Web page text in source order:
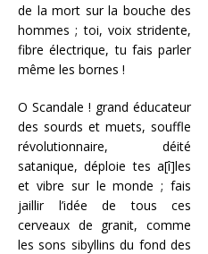
de la mort sur la bouche des
hommes ; toi, voix stridente,
fibre électrique, tu fais parler
même les bornes !
O Scandale ! grand éducateur
des sourds et muets, souffle
révolutionnaire, déité
satanique, déploie tes a[î]les
et vibre sur le monde ; fais
jaillir l’idée de tous ces
cerveaux de granit, comme
les sons sibyllins du fond des